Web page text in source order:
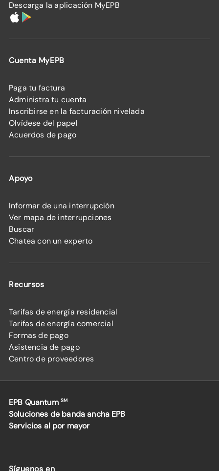
Descarga la aplicación MyEPB
Cuenta MyEPB
Paga tu factura
Administra tu cuenta
Inscribirse en la facturación nivelada
Olvídese del papel
Acuerdos de pago
Apoyo
Informar de una interrupción
Ver mapa de interrupciones
Buscar
Chatea con un experto
Recursos
Tarifas de energía residencial
Tarifas de energía comercial
Formas de pago
Asistencia de pago
Centro de proveedores
EPB Quantum SM
Soluciones de banda ancha EPB
Servicios al por mayor
Síguenos en